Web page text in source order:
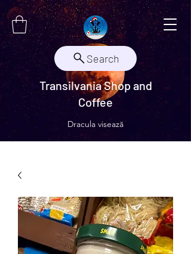
Search
Transilvania Shop and
Coffee
Dracula visează